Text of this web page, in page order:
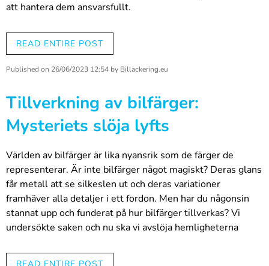
att hantera dem ansvarsfullt.
påverkar vår miljö, varför det är viktigt att återvinna dem på
lämpligt sätt och vilka miljövänliga alternativ som finns
tillgängliga. Vi berättar också hur du kan göra ansvarsfulla
hur vi som företag strävar efter att främja hållbar
utveckling inom billackindustrin.
Billackens påverkan på miljön
Billackens inverkan på miljön är mångfacetterad och för att
förstå den i sin helhet måste vi titta på hur färger kan
hamna i miljön. Detta händer vanligtvis när färgrester inte
hälls ner i avloppet eller lämnas i det fria, hamna i
READ ENTIRE POST
Published on 26/06/2023 12:54 by Billackering.eu
Tillverkning av bilfärger:
Mysteriets slöja lyfts
Världen av bilfärger är lika nyansrik som de färger de
representerar. Är inte bilfärger något magiskt? Deras glans
får metall att se silkeslen ut och deras variationer
framhäver alla detaljer i ett fordon. Men har du någonsin
stannat upp och funderat på hur bilfärger tillverkas? Vi
undersökte saken och nu ska vi avslöja hemligheterna